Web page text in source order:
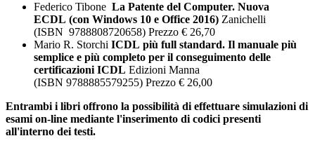
Federico Tibone La Patente del Computer. Nuova
ECDL (con Windows 10 e Office 2016) Zanichelli
(ISBN 9788808720658) Prezzo € 26,70
Mario R. Storchi ICDL più full standard. Il manuale più
semplice e più completo per il conseguimento delle
certificazioni ICDL Edizioni Manna
(ISBN 9788885579255) Prezzo € 26,00
Entrambi i libri offrono la possibilità di effettuare simulazioni di
esami on-line mediante l'inserimento di codici presenti
all'interno dei testi.